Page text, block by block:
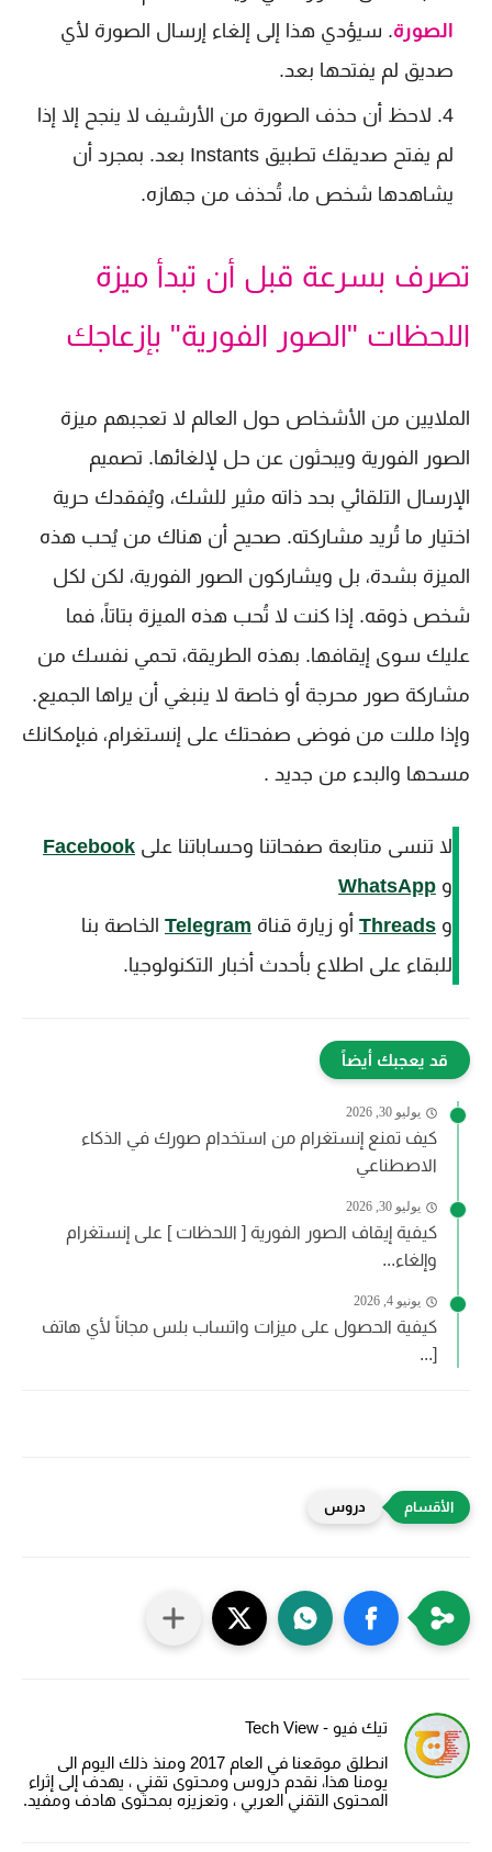
الصورة. سيؤدي هذا إلى إلغاء إرسال الصورة لأي
صديق لم يفتحها بعد.
لاحظ أن حذف الصورة من الأرشيف لا ينجح إلا إذا
لم يفتح صديقك تطبيق Instants بعد. بمجرد أن
يشاهدها شخص ما، تُحذف من جهازه.
تصرف بسرعة قبل أن تبدأ ميزة
اللحظات "الصور الفورية" بإزعاجك
الملايين من الأشخاص حول العالم لا تعجبهم ميزة
الصور الفورية ويبحثون عن حل لإلغائها. تصميم
الإرسال التلقائي بحد ذاته مثير للشك، ويُفقدك حرية
اختيار ما تُريد مشاركته. صحيح أن هناك من يُحب هذه
الميزة بشدة، بل ويشاركون الصور الفورية، لكن لكل
شخص ذوقه. إذا كنت لا تُحب هذه الميزة بتاتاً، فما
عليك سوى إيقافها. بهذه الطريقة، تحمي نفسك من
مشاركة صور محرجة أو خاصة لا ينبغي أن يراها الجميع.
وإذا مللت من فوضى صفحتك على إنستغرام، فبإمكانك
مسحها والبدء من جديد .
لا تنسى متابعة صفحاتنا وحساباتنا على Facebook
و WhatsApp
و Threads أو زيارة قناة Telegram الخاصة بنا
للبقاء على اطلاع بأحدث أخبار التكنولوجيا.
قد يعجبك أيضاً
يوليو 30, 2026
كيف تمنع إنستغرام من استخدام صورك في الذكاء
الاصطناعي
يوليو 30, 2026
كيفية إيقاف الصور الفورية [ اللحظات ] على إنستغرام
وإلغاء...
يونيو 4, 2026
كيفية الحصول على ميزات واتساب بلس مجاناً لأي هاتف
[...
دروس
تيك فيو - Tech View
انطلق موقعنا في العام 2017 ومنذ ذلك اليوم الى
يومنا هذا، نقدم دروس ومحتوى تقني ، يهدف إلى إثراء
المحتوى التقني العربي ، وتعزيزه بمحتوى هادف ومفيد.